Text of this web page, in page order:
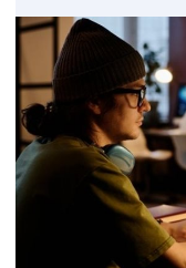
ondernemen
mkb:
van
dagelijkse
drukte
strategische